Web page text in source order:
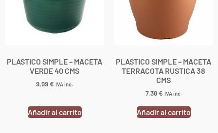
PLASTICO SIMPLE – MACETA
VERDE 40 CMS
9,99€ IVA inc.
Añadir al carrito
PLASTICO SIMPLE – MACETA
TERRACOTA RUSTICA 38
CMS
7,38€ IVA inc.
Añadir al carrito